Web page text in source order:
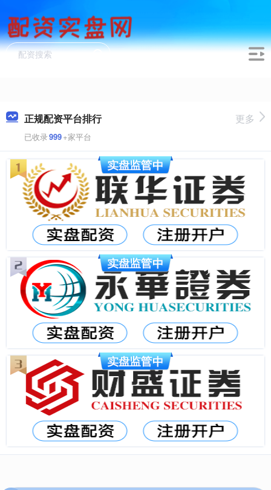
正规配资平台排行
已收录999+家平台
更多